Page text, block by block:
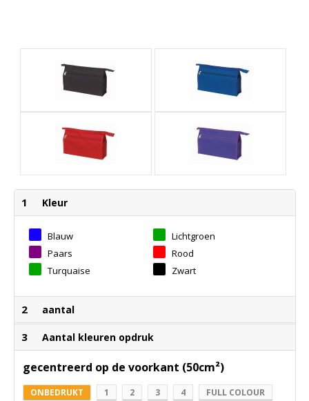
1 Kleur
Blauw
Lichtgroen
Paars
Rood
Turquaise
Zwart
2 aantal
3 Aantal kleuren opdruk
gecentreerd op de voorkant (50cm²)
ONBEDRUKT 1 2 3 4 FULL COLOUR